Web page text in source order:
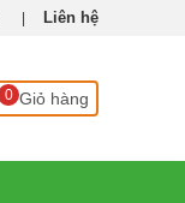
Liên hệ
0 Giỏ hàng